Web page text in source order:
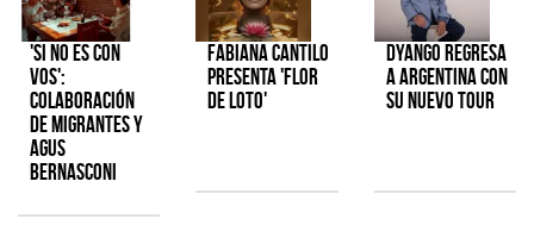
'Si No Es Con
Vos':
colaboración
de Migrantes y
Agus
Bernasconi
Fabiana Cantilo
presenta 'Flor
de Loto'
Dyango regresa
a Argentina con
su nuevo tour